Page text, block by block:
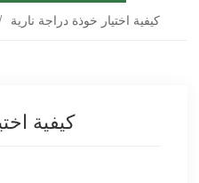
كيفية اختيار خوذة دراجة نارية
كيفية